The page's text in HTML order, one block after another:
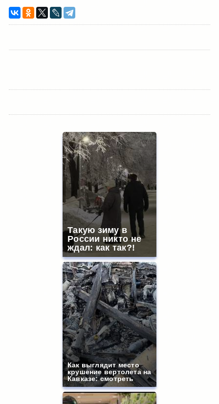
Такую зиму в
России никто не
ждал: как так?!
Как выглядит место
крушение вертолета на
Кавказе: смотреть